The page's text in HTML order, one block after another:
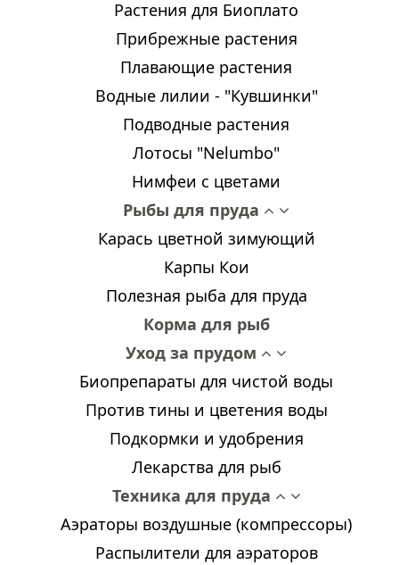
Растения для Биоплато
Прибрежные растения
Плавающие растения
Водные лилии - "Кувшинки"
Подводные растения
Лотосы "Nelumbo"
Нимфеи с цветами
Рыбы для пруда
Карась цветной зимующий
Карпы Кои
Полезная рыба для пруда
Корма для рыб
Уход за прудом
Биопрепараты для чистой воды
Против тины и цветения воды
Подкормки и удобрения
Лекарства для рыб
Техника для пруда
Аэраторы воздушные (компрессоры)
Распылители для аэраторов